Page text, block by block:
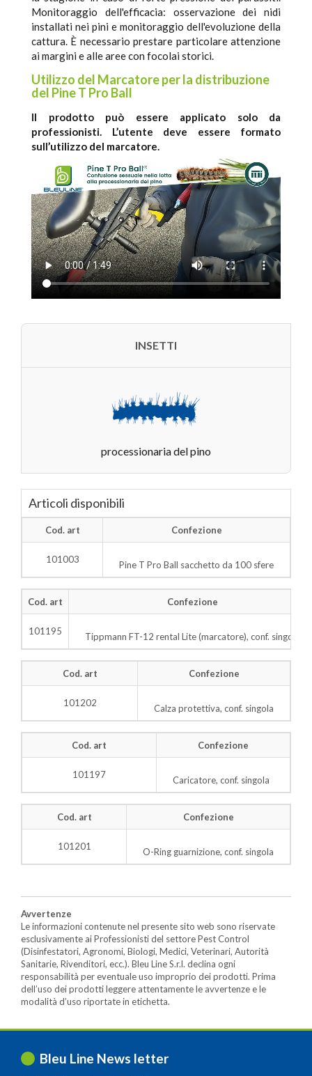
Monitoraggio dell'efficacia: osservazione dei nidi
installati nei pini e monitoraggio dell'evoluzione della
cattura. È necessario prestare particolare attenzione
ai margini e alle aree con focolai storici.
Utilizzo del Marcatore per la distribuzione
del Pine T Pro Ball
Il prodotto può essere applicato solo da
professionisti. L’utente deve essere formato
sull’utilizzo del marcatore.
INSETTI
processionaria del pino
Articoli disponibili
Cod. art Confezione
101003 Pine T Pro Ball sacchetto da 100 sfere
Cod. art Confezione
101195 Tippmann FT-12 rental Lite (marcatore), conf. singola
Cod. art Confezione
101202 Calza protettiva, conf. singola
Cod. art Confezione
101197 Caricatore, conf. singola
Cod. art Confezione
101201 O-Ring guarnizione, conf. singola
Avvertenze
Le informazioni contenute nel presente sito web sono riservate
esclusivamente ai Professionisti del settore Pest Control
(Disinfestatori, Agronomi, Biologi, Medici, Veterinari, Autorità
Sanitarie, Rivenditori, ecc.). Bleu Line S.r.l. declina ogni
responsabilità per eventuale uso improprio dei prodotti. Prima
dell’uso dei prodotti leggere attentamente le avvertenze e le
modalità d’uso riportate in etichetta.
Bleu Line News letter